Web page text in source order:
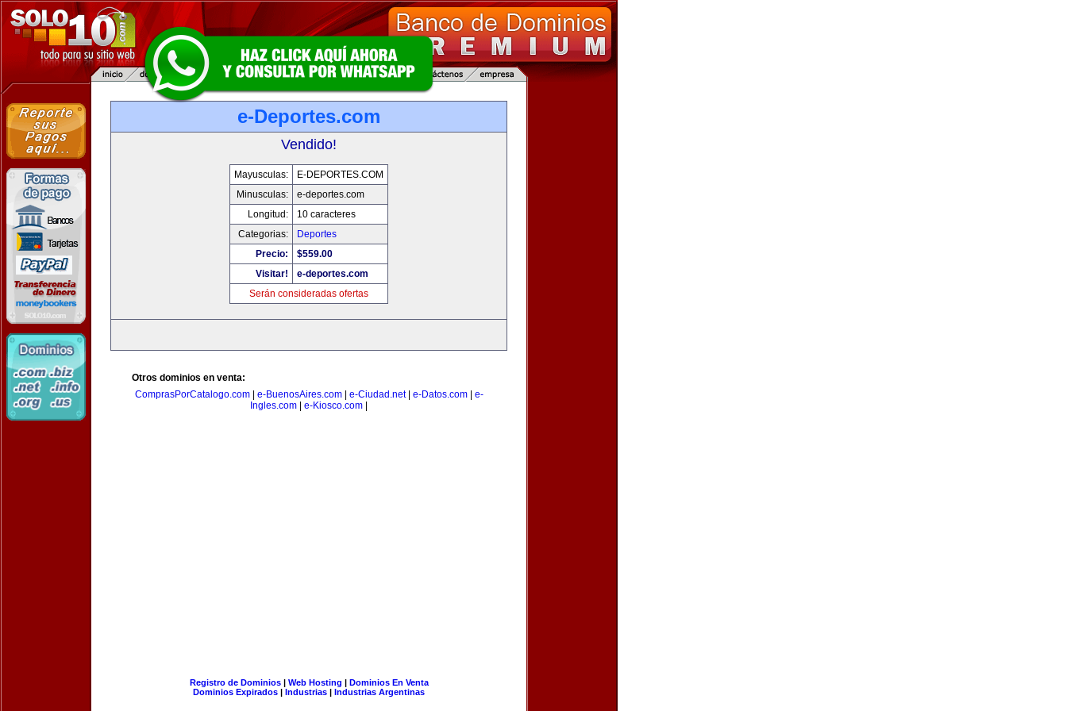
e-Deportes.com
Vendido!
Mayusculas:
E-DEPORTES.COM
Minusculas:
e-deportes.com
Longitud:
10 caracteres
Categorias:
Deportes
Precio:
$559.00
Visitar!
e-deportes.com
Serán consideradas ofertas
Otros dominios en venta:
ComprasPorCatalogo.com| e-BuenosAires.com| e-Ciudad.net| e-Datos.com| e-
Ingles.com
e-Kiosco.com
Registro de Dominios| Web Hosting | Dominios En Venta
Dominios Expirados | Industrias | Industrias Argentinas